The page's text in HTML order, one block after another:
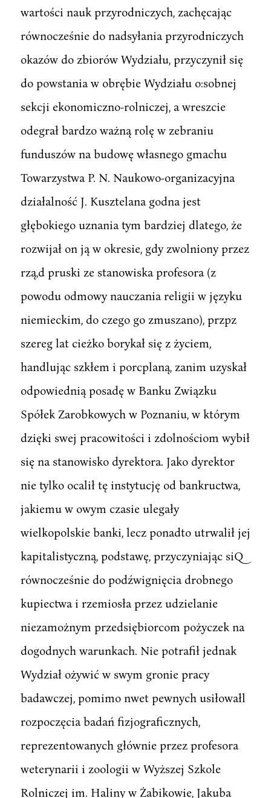
wartości nauk przyrodniczych, zachęcając
równocześnie do nadsyłania przyrodniczych
okazów do zbiorów Wydziału, przyczynił się
do powstania w obrębie Wydziału o:sobnej
sekcji ekonomiczno-rolniczej, a wreszcie
odegrał bardzo ważną rolę w zebraniu
funduszów na budowę własnego gmachu
Towarzystwa P. N. Naukowo-organizacyjna
działalność J. Kusztelana godna jest
głębokiego uznania tym bardziej dlatego, że
rozwijał on ją w okresie, gdy zwolniony przez
rzą,d pruski ze stanowiska profesora (z
powodu odmowy nauczania religii w języku
niemieckim, do czego go zmuszano), przpz
szereg lat cieżko borykał się z życiem,
handlując szkłem i porcplaną, zanim uzyskał
odpowiednią posadę w Banku Związku
Spółek Zarobkowych w Poznaniu, w którym
dzięki swej pracowitości i zdolnościom wybił
się na stanowisko dyrektora. Jako dyrektor
nie tylko ocalił tę instytucję od bankructwa,
jakiemu w owym czasie ulegały
wielkopolskie banki, lecz ponadto utrwalił jej
kapitalistyczną, podstawę, przyczyniając siQ
równocześnie do podźwignięcia drobnego
kupiectwa i rzemiosła przez udzielanie
niezamożnym przedsiębiorcom pożyczek na
dogodnych warunkach. Nie potrafił jednak
Wydział ożywić w swym gronie pracy
badawczej, pomimo nwet pewnych usiłowałl
rozpoczęcia badań fizjograficznych,
reprezentowanych głównie przez profesora
weterynarii i zoologii w Wyższej Szkole
Rolniczej im. Haliny w Żabikowie, Jakuba